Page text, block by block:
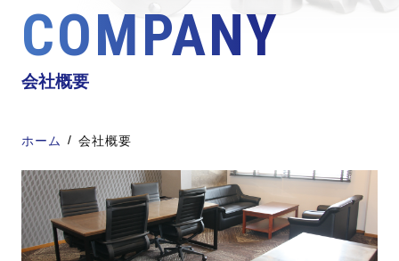
COMPANY
会社概要
ホーム 会社概要